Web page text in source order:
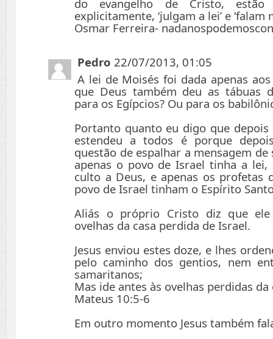
do evangelho de Cristo,
explicitamente, ‘julgam a lei’ e ‘falam
Osmar Ferreira-
Pedro 22/07/2013, 01:05
A lei de Moisés foi dada apenas
que Deus também deu as tábuas
para os Egípcios? Ou para os
Portanto quanto eu digo que depois
estendeu a todos é porque
questão de espalhar a mensagem de
apenas o povo de Israel tinha a
culto a Deus, e apenas os profetas
povo de Israel tinham o Espírito
Aliás o próprio Cristo diz que
ovelhas da casa perdida de Israel.
Jesus enviou estes doze, e lhes
pelo caminho dos gentios, nem
samaritanos;
Mas ide antes às ovelhas perdidas da
Mateus 10:5-6
Em outro momento Jesus também